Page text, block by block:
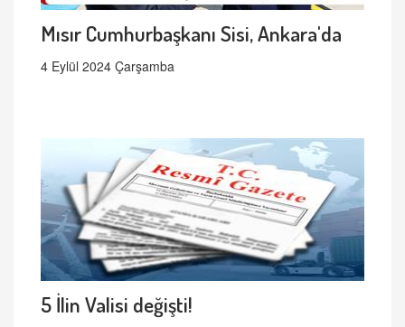
Mısır Cumhurbaşkanı Sisi, Ankara'da
4 Eylül 2024 Çarşamba
5 İlin Valisi değişti!